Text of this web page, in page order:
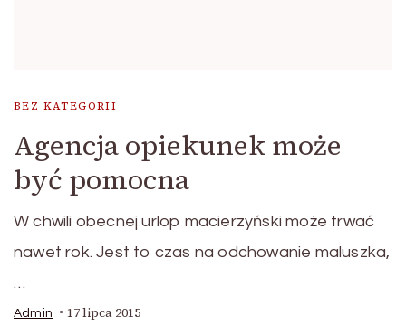
BEZ KATEGORII
Agencja opiekunek może
być pomocna
W chwili obecnej urlop macierzyński może trwać
nawet rok. Jest to czas na odchowanie maluszka,
…
Admin 17 lipca 2015